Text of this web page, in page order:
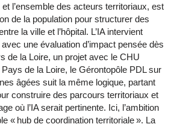
l’ensemble des acteurs territoriaux, est
de la population pour structurer des
la ville et l’hôpital. L’IA intervient
une évaluation d’impact pensée dès
de la Loire, un projet avec le CHU
de la Loire, le Gérontopôle PDL sur
âgées suit la même logique, partant
construire des parcours territoriaux et
où l’IA serait pertinente. Ici, l’ambition
« hub de coordination territoriale ». La